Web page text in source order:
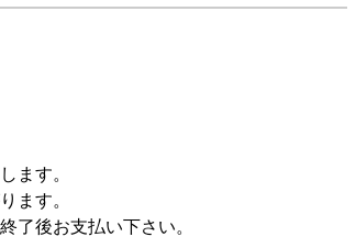
ます。
ます。
了後お支払い下さい。